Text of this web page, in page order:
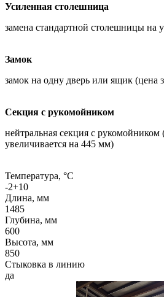
Усиленная столешница
замена стандартной столешницы на
Замок
замок на одну дверь или ящик (цена
Секция с рукомойником
нейтральная секция с рукомойником
увеличивается на 445 мм)
Температура, °C
-2+10
Длина, мм
1485
Глубина, мм
600
Высота, мм
850
Стыковка в линию
да